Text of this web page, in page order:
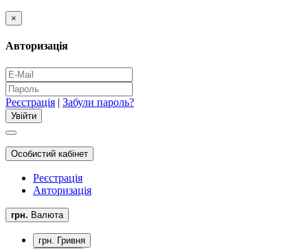
×
Авторизація
Реєстрація | Забули пароль?
Особистий кабінет
Реєстрація
Авторизація
грн. Валюта
грн. Гривня